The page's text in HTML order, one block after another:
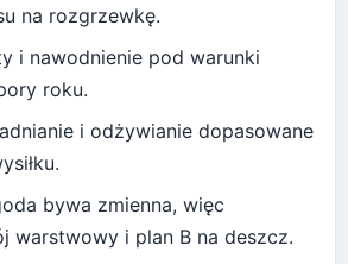
na rozgrzewkę.
i nawodnienie pod warunki
roku.
i odżywianie dopasowane
bywa zmienna, więc
warstwowy i plan B na deszcz.